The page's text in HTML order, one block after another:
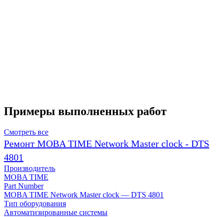
Примеры выполненных работ
Смотреть все
Ремонт MOBA TIME Network Master clock - DTS
4801
Производитель
MOBA TIME
Part Number
MOBA TIME Network Master clock — DTS 4801
Тип оборудования
Автоматизированные системы